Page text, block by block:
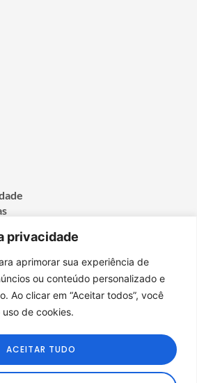
o desempenho, analisar
nosso site e
privacidade
aprimorar sua experiência de
ou conteúdo personalizado e
Ao clicar em “Aceitar todos”, você
de cookies.
ACEITAR TUDO
701
MG